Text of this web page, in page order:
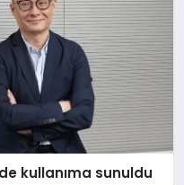
kullanıma sunuldu